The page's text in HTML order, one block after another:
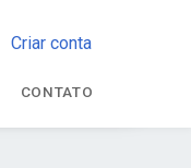
Criar conta
CONTATO